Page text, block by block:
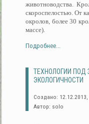
животноводства.
скороспелостью. От
окролов, более 30
массе).
Подробнее...
ТЕХНОЛОГИИ ПОД
ЭКОЛОГИЧНОСТИ
Создано: 12.12.2013,
Автор: solo